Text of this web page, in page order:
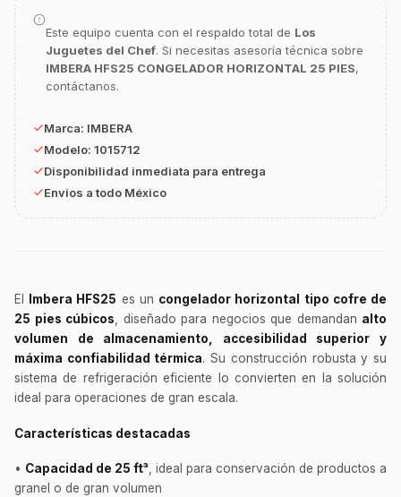
Este equipo cuenta con el respaldo total de Los
Juguetes del Chef. Si necesitas asesoría técnica sobre
IMBERA HFS25 CONGELADOR HORIZONTAL 25 PIES,
contáctanos.
Marca: IMBERA
Modelo: 1015712
Disponibilidad inmediata para entrega
Envíos a todo México
El Imbera HFS25 es un congelador horizontal tipo cofre de
25 pies cúbicos , diseñado para negocios que demandan alto
volumen de almacenamiento, accesibilidad superior y
máxima confiabilidad térmica. Su construcción robusta y su
sistema de refrigeración eficiente lo convierten en la solución
ideal para operaciones de gran escala.
Características destacadas
• Capacidad de 25 ft³, ideal para conservación de productos a
granel o de gran volumen
Asesor Chef Online
Buscar estufas industriales
Ver uniformes y filipinas
Métodos de envío y entrega